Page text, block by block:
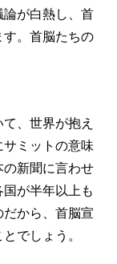
論が白熱し、首
す。首脳たちの
、世界が抱え
ミットの意味
の新聞に言わせ
が半年以上も
から、首脳宣
でしょう。